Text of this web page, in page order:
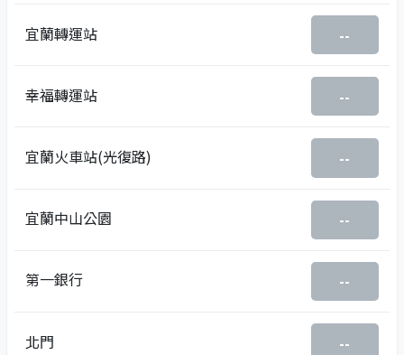
宜蘭轉運站 --
幸福轉運站 --
宜蘭火車站(光復路) --
宜蘭中山公園 --
第一銀行 --
北門 --